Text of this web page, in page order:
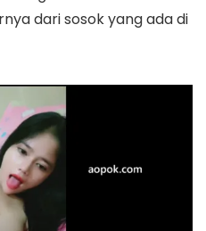
dari sosok yang ada di